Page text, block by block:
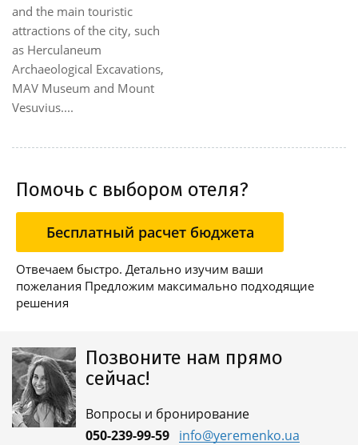
and the main touristic
attractions of the city, such
as Herculaneum
Archaeological Excavations,
MAV Museum and Mount
Vesuvius....
Помочь с выбором отеля?
Бесплатный расчет бюджета
Отвечаем быстро. Детально изучим ваши
пожелания Предложим максимально подходящие
решения
Позвоните нам прямо
сейчас!
Вопросы и бронирование
050-239-99-59 info@yeremenko.ua